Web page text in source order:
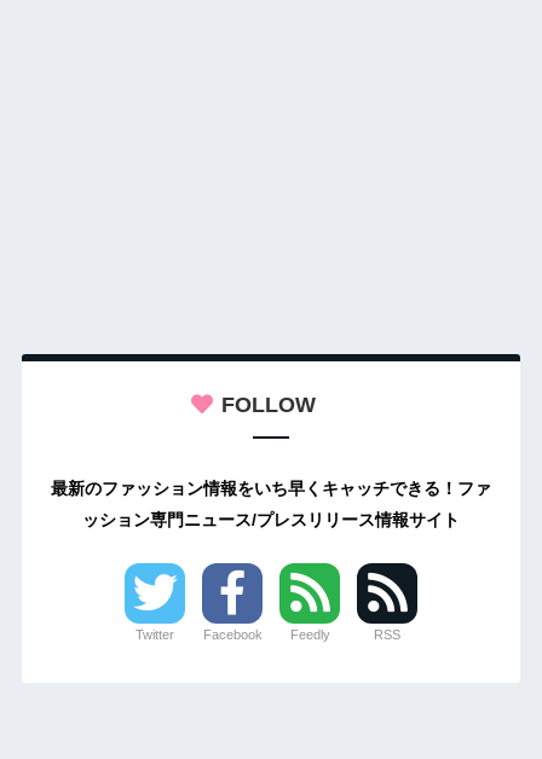
FOLLOW
最新のファッション情報をいち早くキャッチできる！ファ
ッション専門ニュース/プレスリリース情報サイト
Twitter Facebook Feedly RSS